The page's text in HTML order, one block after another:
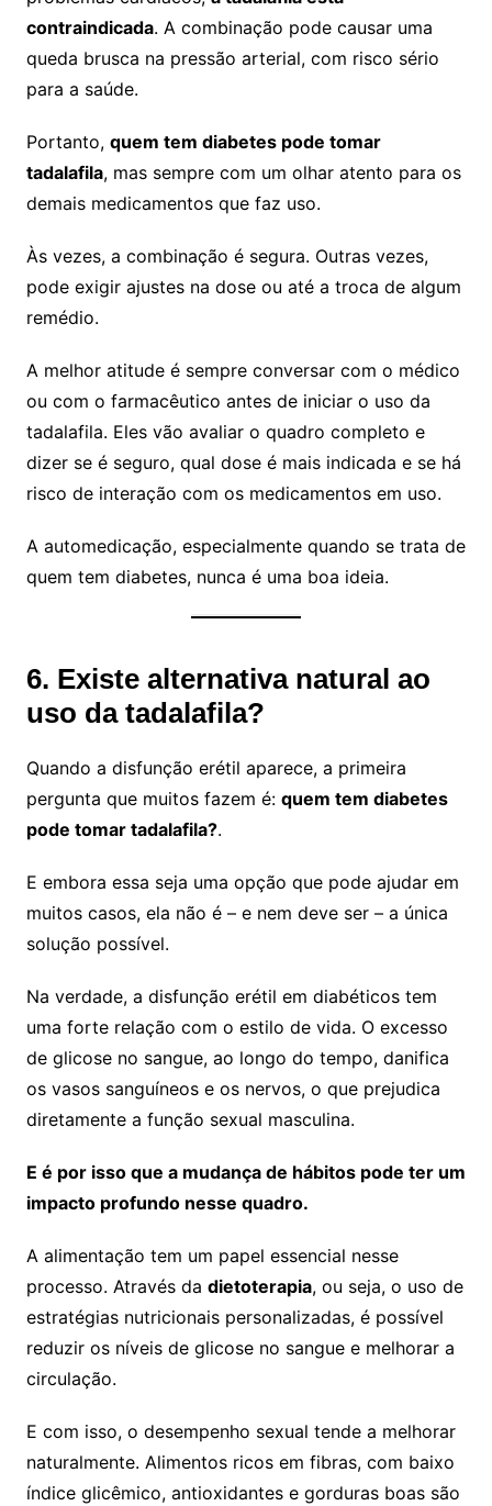
contraindicada. A combinação pode causar uma
queda brusca na pressão arterial, com risco sério
para a saúde.
Portanto, quem tem diabetes pode tomar
tadalafila, mas sempre com um olhar atento para os
demais medicamentos que faz uso.
Às vezes, a combinação é segura. Outras vezes,
pode exigir ajustes na dose ou até a troca de algum
remédio.
A melhor atitude é sempre conversar com o médico
ou com o farmacêutico antes de iniciar o uso da
tadalafila. Eles vão avaliar o quadro completo e
dizer se é seguro, qual dose é mais indicada e se há
risco de interação com os medicamentos em uso.
A automedicação, especialmente quando se trata de
quem tem diabetes, nunca é uma boa ideia.
6. Existe alternativa natural ao
uso da tadalafila?
Quando a disfunção erétil aparece, a primeira
pergunta que muitos fazem é: quem tem diabetes
pode tomar tadalafila?.
E embora essa seja uma opção que pode ajudar em
muitos casos, ela não é – e nem deve ser – a única
solução possível.
Na verdade, a disfunção erétil em diabéticos tem
uma forte relação com o estilo de vida. O excesso
de glicose no sangue, ao longo do tempo, danifica
os vasos sanguíneos e os nervos, o que prejudica
diretamente a função sexual masculina.
E é por isso que a mudança de hábitos pode ter um
impacto profundo nesse quadro.
A alimentação tem um papel essencial nesse
processo. Através da dietoterapia, ou seja, o uso de
estratégias nutricionais personalizadas, é possível
reduzir os níveis de glicose no sangue e melhorar a
circulação.
E com isso, o desempenho sexual tende a melhorar
naturalmente. Alimentos ricos em fibras, com baixo
índice glicêmico, antioxidantes e gorduras boas são